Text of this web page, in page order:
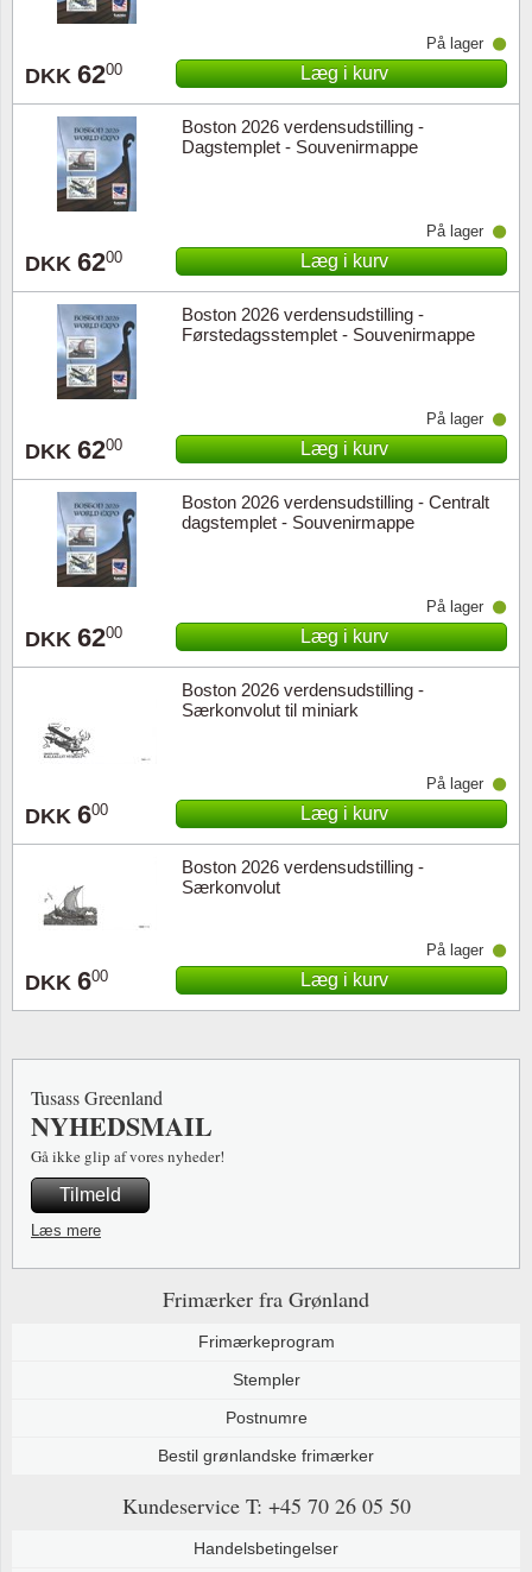
DKK 6200
På lager
Læg i kurv
Boston 2026 verdensudstilling -
Dagstemplet - Souvenirmappe
DKK 6200
På lager
Læg i kurv
Boston 2026 verdensudstilling -
Førstedagsstemplet - Souvenirmappe
DKK 6200
På lager
Læg i kurv
Boston 2026 verdensudstilling - Centralt
dagstemplet - Souvenirmappe
DKK 6200
På lager
Læg i kurv
Boston 2026 verdensudstilling -
Særkonvolut til miniark
DKK 600
På lager
Læg i kurv
Boston 2026 verdensudstilling -
Særkonvolut
DKK 600
På lager
Læg i kurv
Frimærker fra Grønland
Frimærkeprogram
Stempler
Postnumre
Bestil grønlandske frimærker
Kundeservice T: +45 70 26 05 50
Handelsbetingelser
Tusass Greenland
NYHEDSMAIL
Gå ikke glip af vores nyheder!
Tilmeld
Læs mere